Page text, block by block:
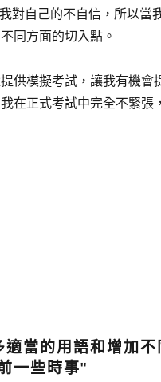
對自己的不自信，所以
同方面的切入點。
供模擬考試，讓我有機
在正式考試中完全不緊張
當的用語和增加
一些時事"